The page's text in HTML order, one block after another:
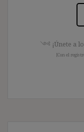
༺ ¡Únete a
[Con el